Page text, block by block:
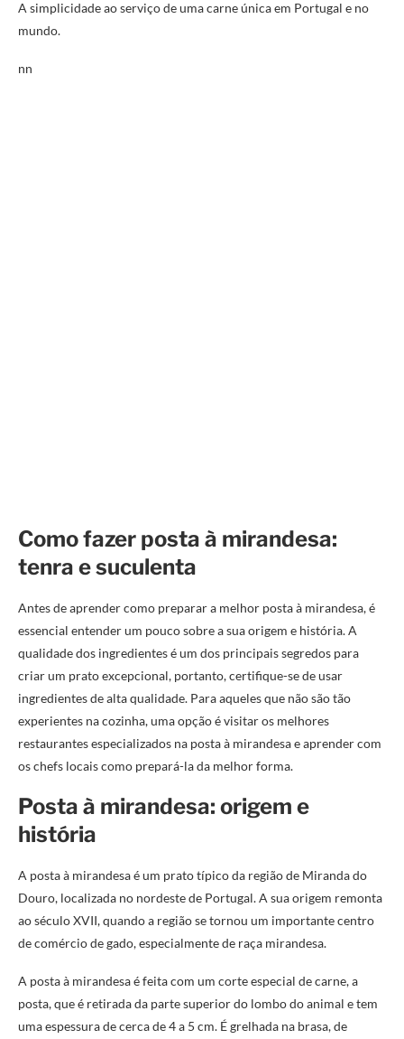
A simplicidade ao serviço de uma carne única em Portugal e no
mundo.
nn
Como fazer posta à mirandesa:
tenra e suculenta
Antes de aprender como preparar a melhor posta à mirandesa, é
essencial entender um pouco sobre a sua origem e história. A
qualidade dos ingredientes é um dos principais segredos para
criar um prato excepcional, portanto, certifique-se de usar
ingredientes de alta qualidade. Para aqueles que não são tão
experientes na cozinha, uma opção é visitar os melhores
restaurantes especializados na posta à mirandesa e aprender com
os chefs locais como prepará-la da melhor forma.
Posta à mirandesa: origem e
história
A posta à mirandesa é um prato típico da região de Miranda do
Douro, localizada no nordeste de Portugal. A sua origem remonta
ao século XVII, quando a região se tornou um importante centro
de comércio de gado, especialmente de raça mirandesa.
A posta à mirandesa é feita com um corte especial de carne, a
posta, que é retirada da parte superior do lombo do animal e tem
uma espessura de cerca de 4 a 5 cm. É grelhada na brasa, de